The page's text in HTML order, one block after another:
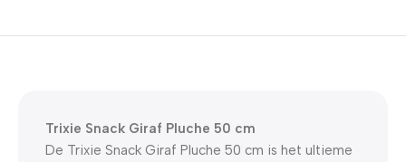
5% korting met code
Trixie Snack Giraf Pluche 50 cm
De Trixie Snack Giraf Pluche 50 cm is het ultieme